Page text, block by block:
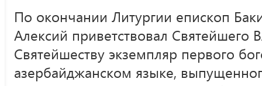
По окончании Литургии епископ
Алексий приветствовал Святейшего
Святейшеству экземпляр первого
азербайджанском языке,